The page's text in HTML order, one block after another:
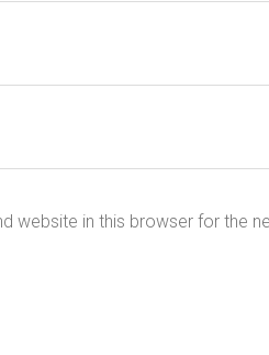
website in this browser for the